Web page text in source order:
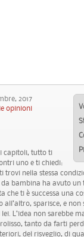
2017
opinioni
capitoli, tutto ti
uno e ti chiedi:
trovi nella stessa
bambina ha avuto
ti è successa una
sparisce, e
L’idea non sarebbe
tanto da farti
del risveglio, di